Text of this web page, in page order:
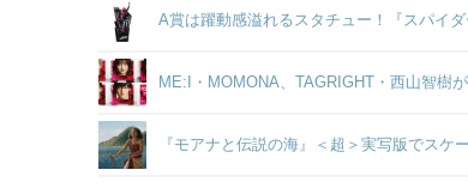
A賞は躍動感溢れるスタチュー！『スパイ
ME:I・MOMONA、TAGRIGHT・西山智樹
『モアナと伝説の海』＜超＞実写版でスケ